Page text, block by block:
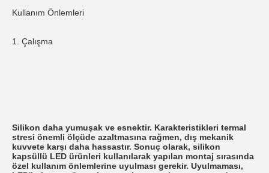
Kullanım Önlemleri
1. Çalışma
Silikon daha yumuşak ve esnektir. Karakteristikleri termal
stresi önemli ölçüde azaltmasına rağmen, dış mekanik
kuvvete karşı daha hassastır. Sonuç olarak, silikon
kapsüllü LED ürünleri kullanılarak yapılan montaj sırasında
özel kullanım önlemlerine uyulması gerekir. Uyulmaması,